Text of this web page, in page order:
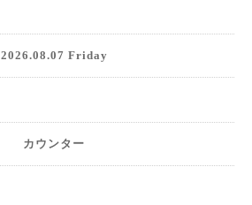
2026.08.07 Friday
カウンター